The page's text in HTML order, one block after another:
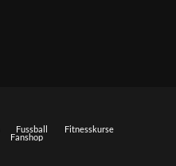
Fussball Fitnesskurse
Fanshop